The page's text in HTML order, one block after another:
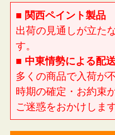
■ 関西ペイント製品
出荷の見通しが立た
す。
■ 中東情勢による配
多くの商品で入荷が
時期の確定・お約束
ご迷惑をおかけしま